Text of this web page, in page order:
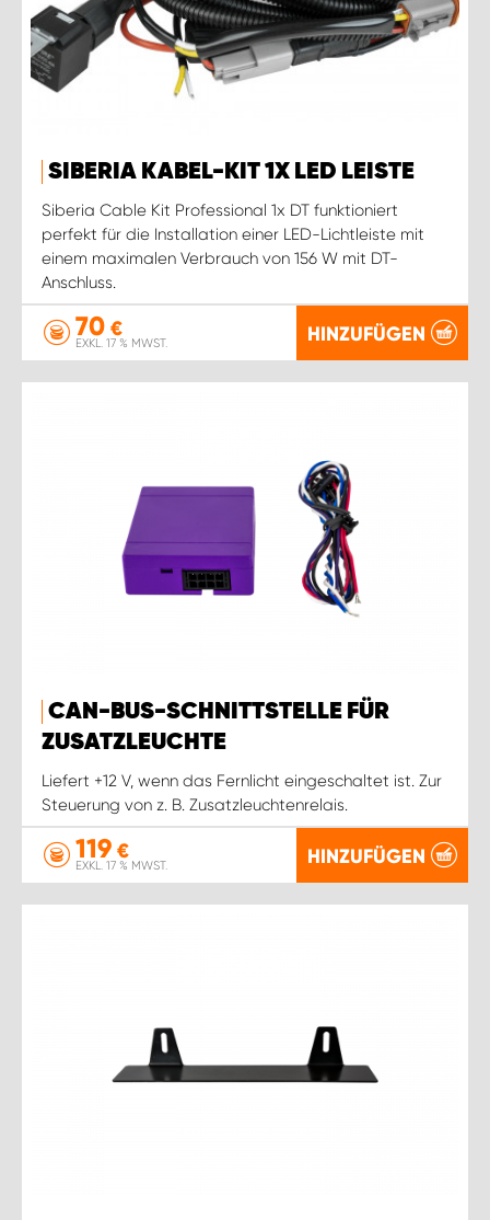
SIBERIA KABEL-KIT 1X LED LEISTE
Siberia Cable Kit Professional 1x DT funktioniert
perfekt für die Installation einer LED-Lichtleiste mit
einem maximalen Verbrauch von 156 W mit DT-
Anschluss.
70 €
EXKL. 17 % MWST. HINZUFÜGEN
CAN-BUS-SCHNITTSTELLE FÜR
ZUSATZLEUCHTE
Liefert +12 V, wenn das Fernlicht eingeschaltet ist. Zur
Steuerung von z. B. Zusatzleuchtenrelais.
119 €
EXKL. 17 % MWST. HINZUFÜGEN